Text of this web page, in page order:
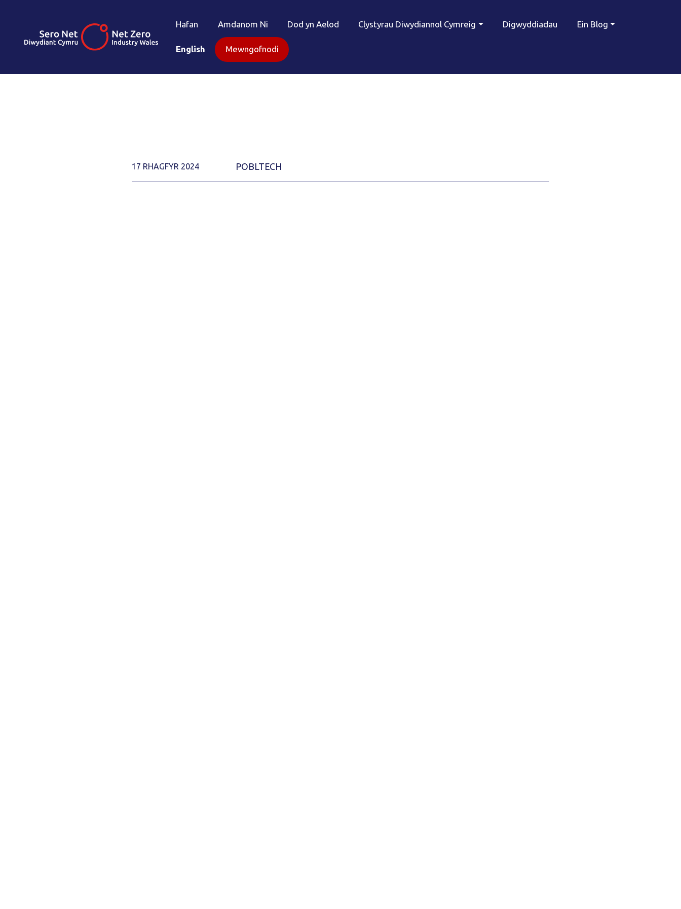
Hafan Amdanom Ni Dod yn Aelod Clystyrau Diwydiannol Cymreig Digwyddiadau Ein Blog
English Mewngofnodi
17 RHAGFYR 2024 POBLTECH